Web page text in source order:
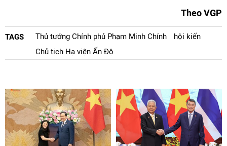
Theo VGP
TAGS Thủ tướng Chính phủ Phạm Minh Chính
hội kiến
Chủ tịch Hạ viện Ấn Độ